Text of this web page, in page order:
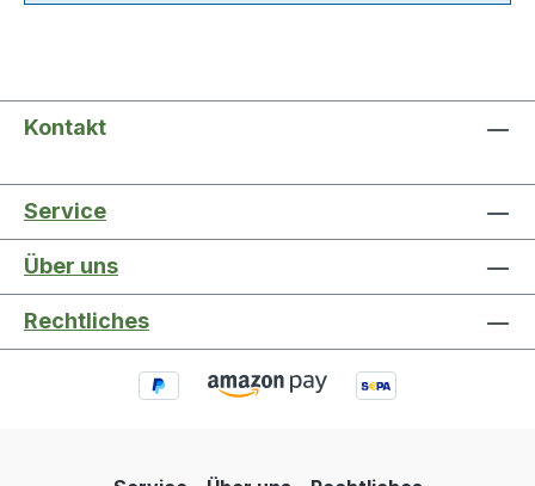
Kontakt
Service
Über uns
Rechtliches